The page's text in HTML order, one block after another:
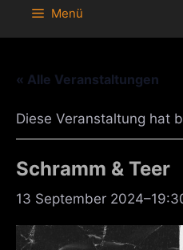
Menü
« Alle Veranstaltungen
Diese Veranstaltung hat
Schramm & Teer
13 September